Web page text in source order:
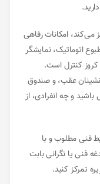
می‌کند، امکانات رفاهی
اتوماتیک، نمایشگر
کنترل است.
عقب، و صندوق
و چه انفرادی، از
فنی مطلوب و با
فنی یا نگرانی بابت
تمرکز کنید.